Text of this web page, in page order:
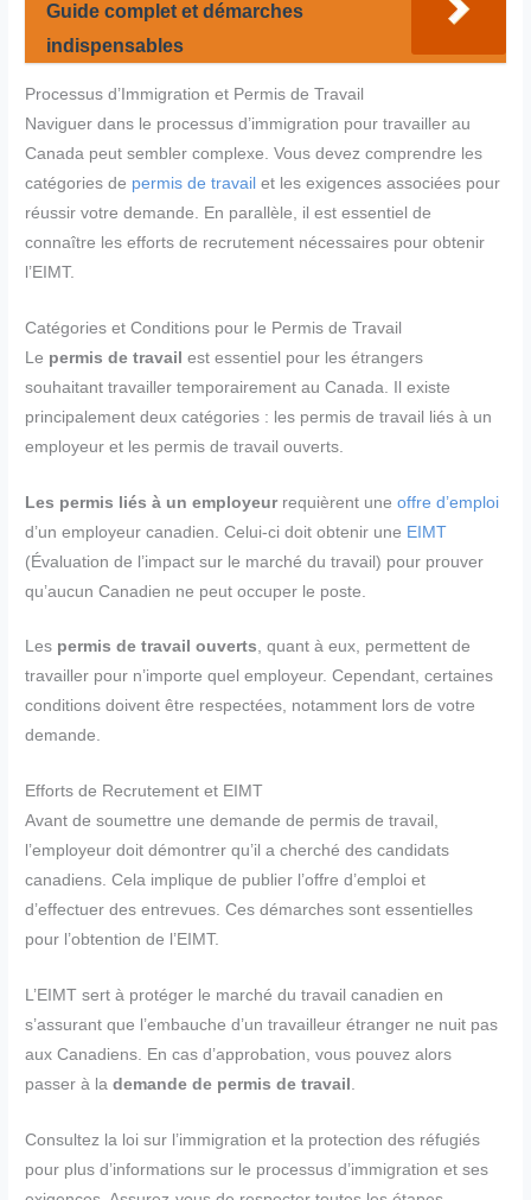
Guide complet et démarches
indispensables
Processus d’Immigration et Permis de Travail
Naviguer dans le processus d’immigration pour travailler au
Canada peut sembler complexe. Vous devez comprendre les
catégories de permis de travail et les exigences associées pour
réussir votre demande. En parallèle, il est essentiel de
connaître les efforts de recrutement nécessaires pour obtenir
l’EIMT.
Catégories et Conditions pour le Permis de Travail
Le permis de travail est essentiel pour les étrangers
souhaitant travailler temporairement au Canada. Il existe
principalement deux catégories : les permis de travail liés à un
employeur et les permis de travail ouverts.
Les permis liés à un employeurrequièrent uneoffre d’emploi
d’un employeur canadien. Celui-ci doit obtenir une EIMT
(Évaluation de l’impact sur le marché du travail) pour prouver
qu’aucun Canadien ne peut occuper le poste.
Les permis de travail ouverts, quant à eux, permettent de
travailler pour n’importe quel employeur. Cependant, certaines
conditions doivent être respectées, notamment lors de votre
demande.
Efforts de Recrutement et EIMT
Avant de soumettre une demande de permis de travail,
l’employeur doit démontrer qu’il a cherché des candidats
canadiens. Cela implique de publier l’offre d’emploi et
d’effectuer des entrevues. Ces démarches sont essentielles
pour l’obtention de l’EIMT.
L’EIMT sert à protéger le marché du travail canadien en
s’assurant que l’embauche d’un travailleur étranger ne nuit pas
aux Canadiens. En cas d’approbation, vous pouvez alors
passer à lademande de permis de travail .
Consultez la loi sur l’immigration et la protection des réfugiés
pour plus d’informations sur le processus d’immigration et ses